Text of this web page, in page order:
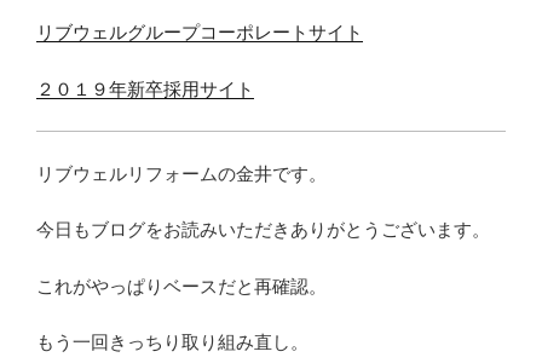
リブウェルグループコーポレートサイト
２０１９年新卒採用サイト
リブウェルリフォームの金井です。
今日もブログをお読みいただきありがとうございます。
これがやっぱりベースだと再確認。
もう一回きっちり取り組み直し。